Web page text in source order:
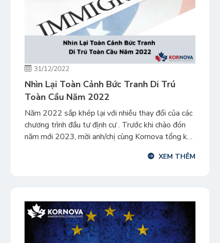
31/12/2022
Nhìn Lại Toàn Cảnh Bức Tranh Di Trú
Toàn Cầu Năm 2022
Năm 2022 sắp khép lại với nhiều thay đổi của các
chương trình đầu tư định cư . Trước khi chào đón
năm mới 2023, mời anh/chị cùng Kornova tổng kết
năm 2020 và 2021 là hai năm Thế giới phải vật
XEM THÊM